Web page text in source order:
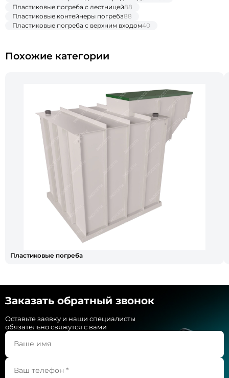
Пластиковые погреба с лестницей88
Пластиковые контейнеры погреба88
Пластиковые погреба с верхним входом40
Похожие категории
Пластиковые погреба
Заказать обратный звонок
Оставьте заявку и наши специалисты
обязательно свяжутся с вами